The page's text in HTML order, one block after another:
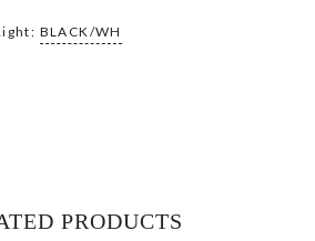
BLACK/WH
PRODUCTS